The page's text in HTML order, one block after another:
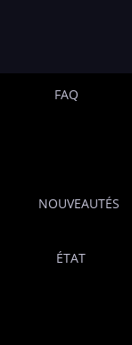
FAQ
NOUVEAUTÉS
ÉTAT